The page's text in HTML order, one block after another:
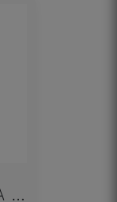
PU‘ERH BEENG CHA SHENG 100g